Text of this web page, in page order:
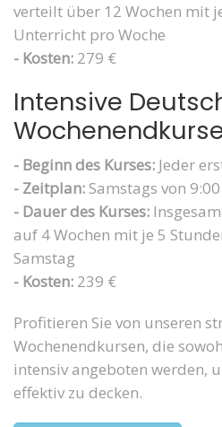
verteilt über 12 Wochen mit
Unterricht pro Woche
- Kosten: 279 €
Intensive
- Beginn des Kurses: Jeder
- Zeitplan: Samstags von
- Dauer des Kurses:
auf 4 Wochen mit je 5
Samstag
- Kosten: 239 €
Profitieren Sie von unseren
Wochenendkursen, die
intensiv angeboten werden,
effektiv zu decken.